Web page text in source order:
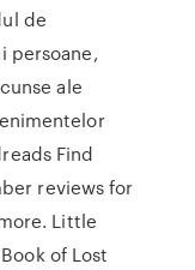
de
persoane,
ale
Find
reviews for
Little
of Lost